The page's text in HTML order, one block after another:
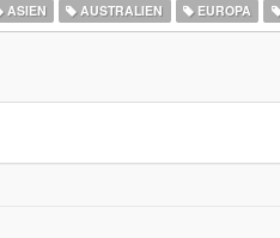
ASIEN AUSTRALIEN EUROPA